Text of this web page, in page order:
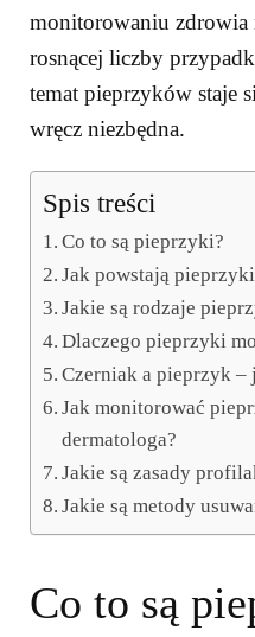
monitorowaniu zdrowia
rosnącej liczby
temat pieprzyków staje
wręcz niezbędna.
Spis treści
Co to są pieprzyki?
Jak powstają
Jakie są rodzaje
Dlaczego pieprzyki
Czerniak a pieprzyk –
Jak monitorować
dermatologa?
Jakie są zasady
Jakie są metody
Co to są